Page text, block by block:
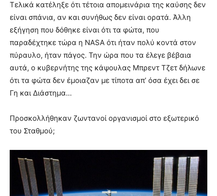
Τελικά κατέληξε ότι τέτοια απομεινάρια της καύσης δεν
είναι σπάνια, αν και συνήθως δεν είναι ορατά. Άλλη
εξήγηση που δόθηκε είναι ότι τα φώτα, που
παραδέχτηκε τώρα η NASA ότι ήταν πολύ κοντά στον
πύραυλο, ήταν πάγος. Την ώρα που τα έλεγε βέβαια
αυτά, ο κυβερνήτης της κάψουλας Μπρεντ Τζετ δήλωνε
ότι τα φώτα δεν έμοιαζαν με τίποτα απ’ όσα έχει δει σε
Γη και Διάστημα…
Προσκολλήθηκαν ζωντανοί οργανισμοί στο εξωτερικό
του Σταθμού;